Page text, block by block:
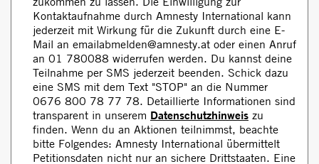
Kontaktaufnahme durch Amnesty International kann
jederzeit mit Wirkung für die Zukunft durch eine E-
Mail an emailabmelden@amnesty.at oder einen Anruf
an 01 780088 widerrufen werden. Du kannst deine
Teilnahme per SMS jederzeit beenden. Schick dazu
eine SMS mit dem Text "STOP" an die Nummer
0676 800 78 77 78. Detaillierte Informationen sind
transparent in unserem Datenschutzhinweis zu
finden. Wenn du an Aktionen teilnimmst, beachte
bitte Folgendes: Amnesty International übermittelt
Petitionsdaten nicht nur an sichere Drittstaaten. Eine